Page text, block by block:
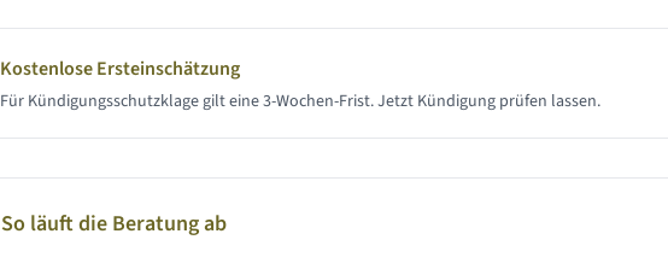
Kostenlose Ersteinschätzung
Für Kündigungsschutzklage gilt eine 3-Wochen-Frist. Jetzt Kündigung prüfen lassen.
So läuft die Beratung ab